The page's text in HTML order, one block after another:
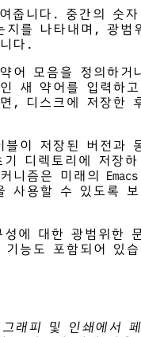
줍니다. 중간의 숫자
지를 나타내며, 광범
다.
어 모음을 정의하거
새 약어를 입력하
, 디스크에 저장한
이 저장된 버전과
기 디렉토리에 저장하
니즘은 미래의 Emacs
사용할 수 있도록 보
성에 대한 광범위한
능도 포함되어 있습
래피 및 인쇄에서 페